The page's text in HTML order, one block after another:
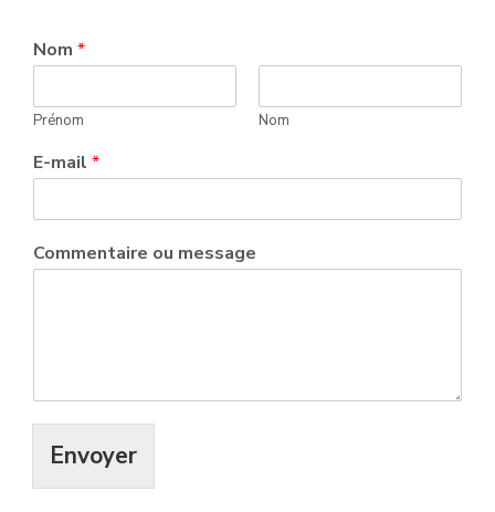
Nom *
Prénom Nom
E-mail *
m
e
C
o
e
Commentaire ou message
Envoyer